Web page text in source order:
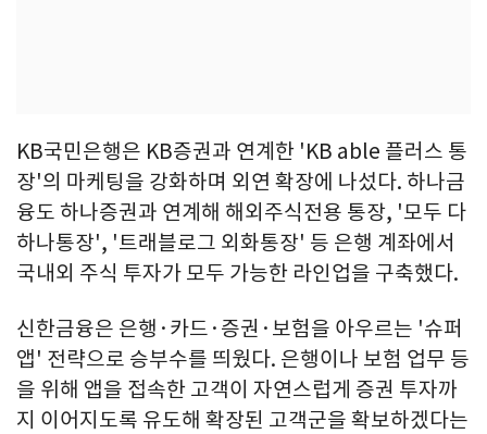
KB국민은행은 KB증권과 연계한 'KB able 플러스 통
장'의 마케팅을 강화하며 외연 확장에 나섰다. 하나금
융도 하나증권과 연계해 해외주식전용 통장, '모두 다
하나통장', '트래블로그 외화통장' 등 은행 계좌에서
국내외 주식 투자가 모두 가능한 라인업을 구축했다.
신한금융은 은행·카드·증권·보험을 아우르는 '슈퍼
앱' 전략으로 승부수를 띄웠다. 은행이나 보험 업무 등
을 위해 앱을 접속한 고객이 자연스럽게 증권 투자까
지 이어지도록 유도해 확장된 고객군을 확보하겠다는